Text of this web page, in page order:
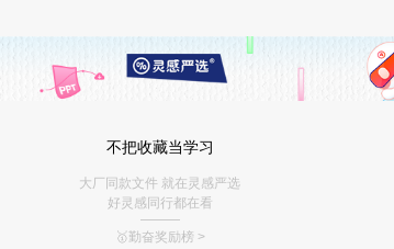
不把收藏当学习
大厂同款文件 就在灵感严选
好灵感同行都在看
———
🥇勤奋奖励榜 >